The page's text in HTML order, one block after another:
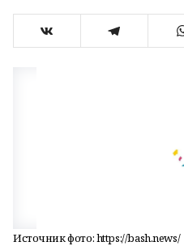
Источник фото: https://bash.news/